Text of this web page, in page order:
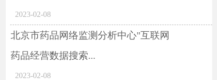
2023-02-08
北京市药品网络监测分析中心"互联网
药品经营数据搜索...
2023-02-08